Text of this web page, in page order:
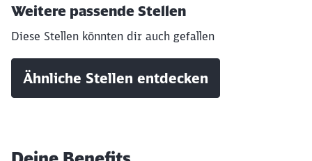
Weitere passende Stellen
Diese Stellen könnten dir auch gefallen
Ähnliche Stellen entdecken